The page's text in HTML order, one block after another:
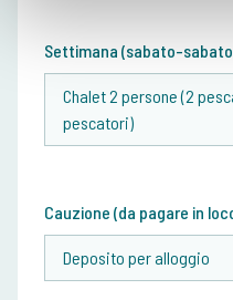
Settimana (sabato-
Chalet 2 persone (2
pescatori)
Cauzione (da pagare in
Deposito per alloggio